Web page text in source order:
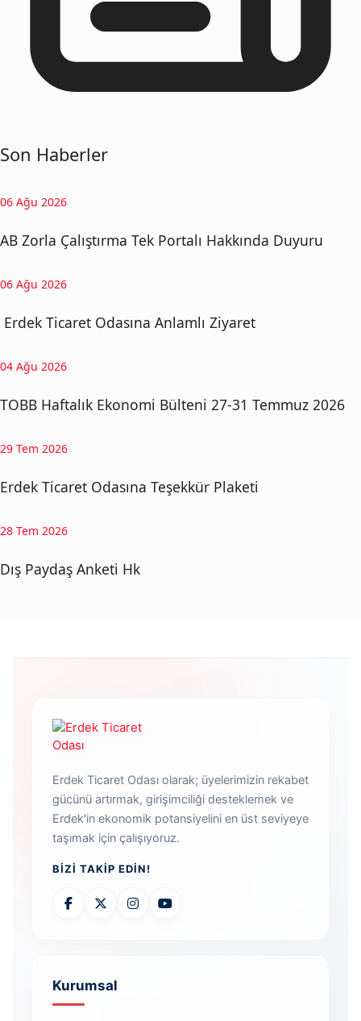
Son Haberler
06 Ağu 2026
AB Zorla Çalıştırma Tek Portalı Hakkında Duyuru
06 Ağu 2026
Erdek Ticaret Odasına Anlamlı Ziyaret
04 Ağu 2026
TOBB Haftalık Ekonomi Bülteni 27-31 Temmuz 2026
29 Tem 2026
Erdek Ticaret Odasına Teşekkür Plaketi
28 Tem 2026
Dış Paydaş Anketi Hk
Erdek Ticaret Odası olarak; üyelerimizin rekabet
gücünü artırmak, girişimciliği desteklemek ve
Erdek'in ekonomik potansiyelini en üst seviyeye
taşımak için çalışıyoruz.
BIZI TAKIP EDIN!
Kurumsal